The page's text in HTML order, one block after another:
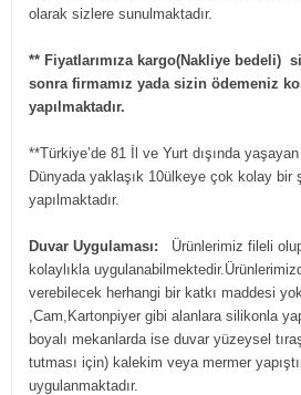
olarak sizlere sunulmaktadır.
** Fiyatlarımıza kargo(Nakliye bedeli)
sonra firmamız yada sizin ödemeniz
yapılmaktadır.
**Türkiye’de 81 İl ve Yurt dışında
Dünyada yaklaşık 10ülkeye çok kolay bir
yapılmaktadır.
Duvar Uygulaması:
Ürünlerimiz fileli
kolaylıkla
verebilecek herhangi bir katkı maddesi
,Cam,Kartonpiyer gibi alanlara silikonla
boyalı mekanlarda ise duvar yüzeysel
tutması için) kalekim veya mermer
uygulanmaktadır.